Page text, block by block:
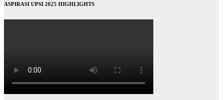
ASPIRASI UPSI 2025 HIGHLIGHTS